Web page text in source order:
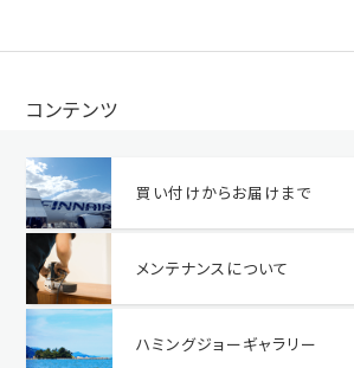
コンテンツ
買い付けからお届けまで
メンテナンスについて
ハミングジョーギャラリー